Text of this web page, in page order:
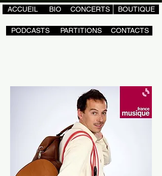
ACCUEIL BIO CONCERTS BOUTIQUE
PODCASTS PARTITIONS CONTACTS